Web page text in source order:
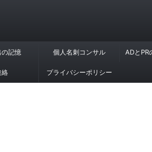
記憶 個人名刺コンサル ADとPR
絡 プライバシーポリシー